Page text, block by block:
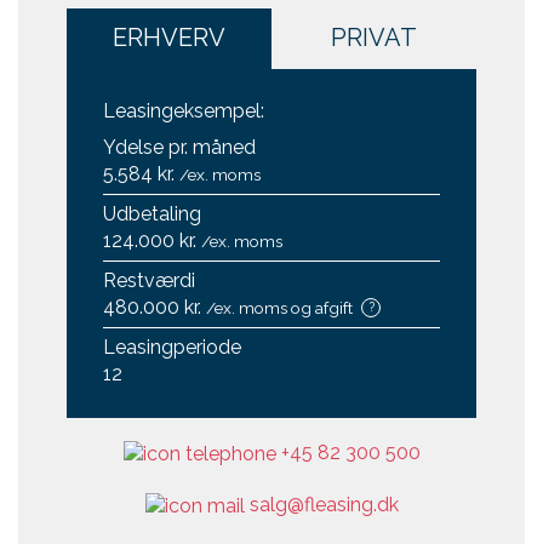
ERHVERV PRIVAT
Leasingeksempel:
Ydelse pr. måned
5.584 kr. /ex. moms
Udbetaling
124.000 kr. /ex. moms
Restværdi
480.000 kr. /ex. moms og afgift ?
Leasingperiode
12
+45 82 300 500
salg@fleasing.dk